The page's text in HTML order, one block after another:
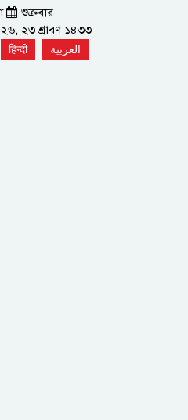
শুক্রবার
২৩ শ্রাবণ ১৪৩৩
हिन्दी العربية